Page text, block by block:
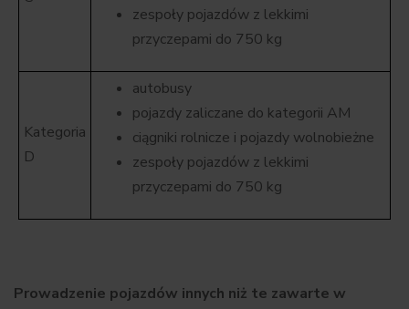
zespoły pojazdów z lekkimi
przyczepami do 750 kg
Kategoria
D
autobusy
pojazdy zaliczane do kategorii AM
ciągniki rolnicze i pojazdy wolnobieżne
zespoły pojazdów z lekkimi
przyczepami do 750 kg
Prowadzenie pojazdów innych niż te zawarte w